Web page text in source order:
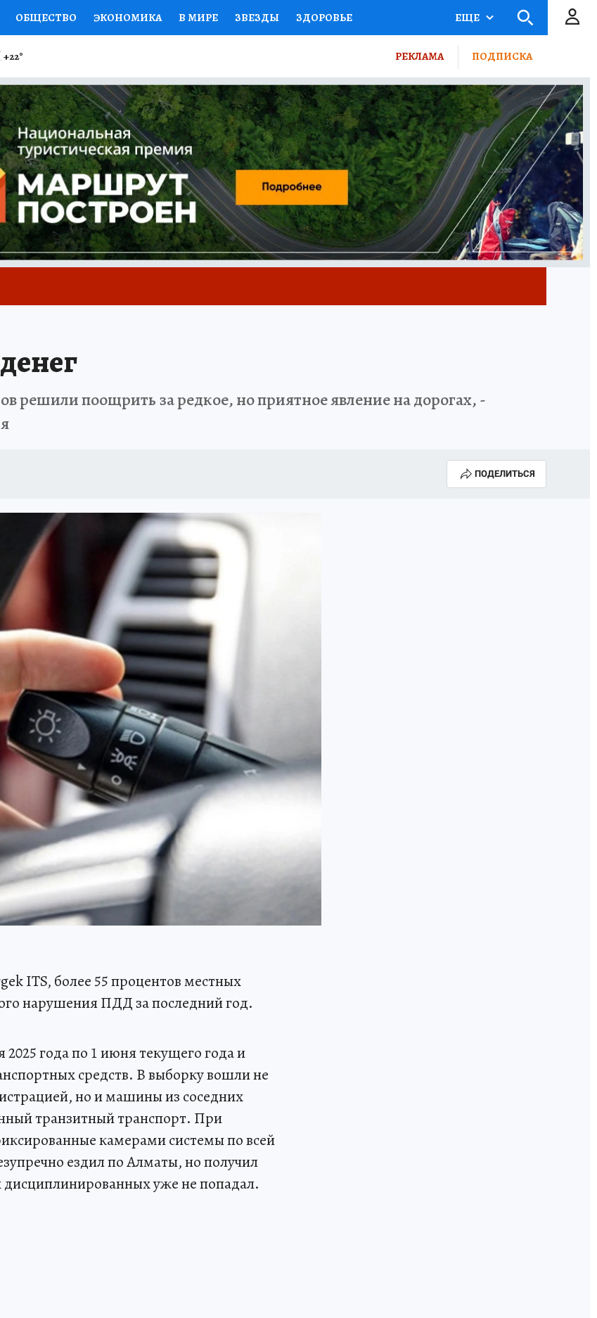
ОБЩЕСТВО ЭКОНОМИКА В МИРЕ ЗВЕЗДЫ ЗДОРОВЬЕ
ВЫБОР ЭКСПЕРТОВ
СЕКРЕТЫ КНИЖНАЯ ПОЛКА ПРОГНОЗЫ НА СПОРТ ПРОМОКОДЫ
ТУРИЗМ ПРЕСС-ЦЕНТР НЕДВИЖИМОСТЬ ТЕЛЕВИЗОР КОЛЛЕКЦИИ
КП РЕКЛАМА ТЕСТЫ НОВОЕ НА САЙТЕ
ЕЩЕ
+22° РЕКЛАМА ПОДПИСКА
решили поощрить за редкое, но приятное явление на дорогах, -
ПОДЕЛИТЬСЯ
ITS, более 55 процентов местных
нарушения ПДД за последний год.
года по 1 июня текущего года и
средств. В выборку вошли не
но и машины из соседних
транзитный транспорт. При
камерами системы по всей
ездил по Алматы, но получил
уже не попадал.